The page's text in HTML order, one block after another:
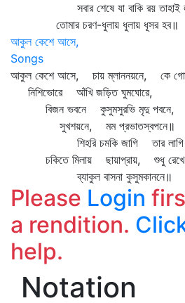
সবার শেষে যা বাকি রয় তাহাই
তোমার চরণ-ধুলায় ধুলায় ধূসর হব॥
আকুল কেশে আসে,
Songs
আকুল কেশে আসে, চায় ম্লাননয়নে, কে গো
নিশিভোরে আঁখি জড়িত ঘুমঘোরে,
বিজন ভবনে কুসুমসুরভি মৃদু পবনে,
সুখশয়নে, মম প্রভাতস্বপনে॥
শিহরি চমকি জাগি তার
চকিতে মিলায় ছায়াপ্রায়, শুধু রেখে
ব্যাকুল বাসনা কুসুমকাননে॥
Please Login
a rendition.
help.
Notation